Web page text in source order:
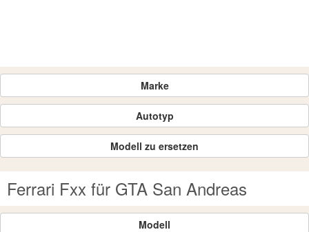
Marke
Autotyp
Modell zu ersetzen
Ferrari Fxx für GTA San Andreas
Modell